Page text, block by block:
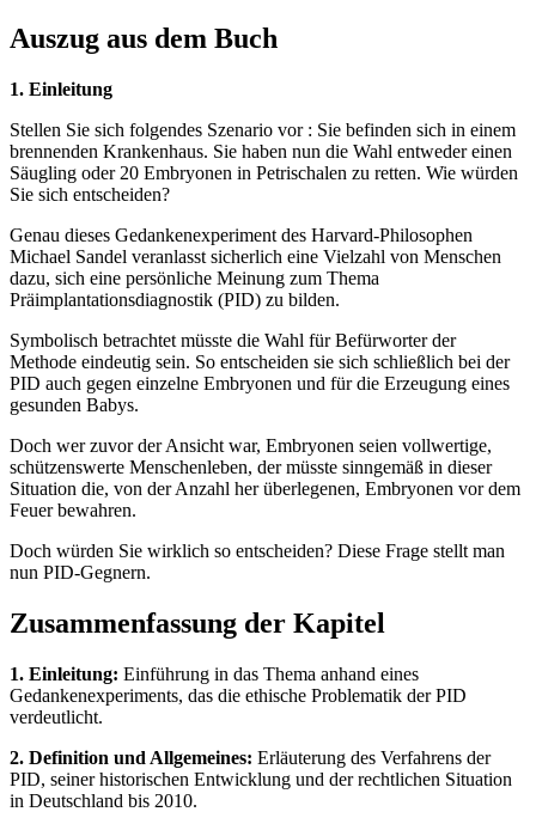
Auszug aus dem Buch
1. Einleitung
Stellen Sie sich folgendes Szenario vor : Sie befinden sich in einem
brennenden Krankenhaus. Sie haben nun die Wahl entweder einen
Säugling oder 20 Embryonen in Petrischalen zu retten. Wie würden
Sie sich entscheiden?
Genau dieses Gedankenexperiment des Harvard-Philosophen
Michael Sandel veranlasst sicherlich eine Vielzahl von Menschen
dazu, sich eine persönliche Meinung zum Thema
Präimplantationsdiagnostik (PID) zu bilden.
Symbolisch betrachtet müsste die Wahl für Befürworter der
Methode eindeutig sein. So entscheiden sie sich schließlich bei der
PID auch gegen einzelne Embryonen und für die Erzeugung eines
gesunden Babys.
Doch wer zuvor der Ansicht war, Embryonen seien vollwertige,
schützenswerte Menschenleben, der müsste sinngemäß in dieser
Situation die, von der Anzahl her überlegenen, Embryonen vor dem
Feuer bewahren.
Doch würden Sie wirklich so entscheiden? Diese Frage stellt man
nun PID-Gegnern.
Zusammenfassung der Kapitel
1. Einleitung: Einführung in das Thema anhand eines
Gedankenexperiments, das die ethische Problematik der PID
verdeutlicht.
2. Definition und Allgemeines: Erläuterung des Verfahrens der
PID, seiner historischen Entwicklung und der rechtlichen Situation
in Deutschland bis 2010.